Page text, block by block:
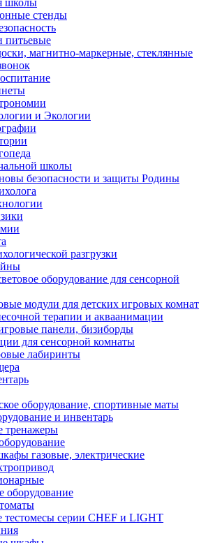
стенды
питьевые
магнитно-маркерные, стеклянные
и Экологии
школы
безопасности и защиты Родины
разгрузки
оборудование для сенсорной
модули для детских игровых комнат
терапии и акваанимации
панели, бизиборды
для сенсорной комнаты
лабиринты
оборудование, спортивные маты
и инвентарь
тренажеры
газовые, электрические
оборудование
тестомесы серии CHEF и LIGHT